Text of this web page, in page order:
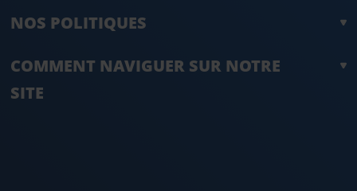
NOS POLITIQUES
COMMENT NAVIGUER SUR NOTRE
SITE